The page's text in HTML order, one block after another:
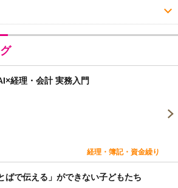
経理・会計 実務入門
経理・簿記・資金繰り
ばで伝える」ができない子どもたち